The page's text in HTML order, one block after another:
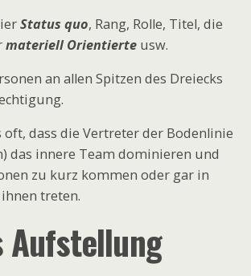
Status quo, Rang, Rolle, Titel, die
materiell Orientierte usw.
an allen Spitzen des Dreiecks
oft, dass die Vertreter der Bodenlinie
das innere Team dominieren und
zu kurz kommen oder gar in
treten.
Aufstellung